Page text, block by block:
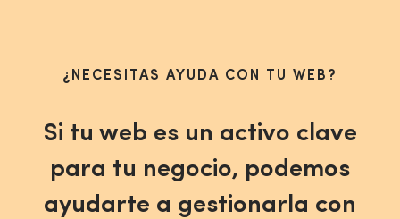
¿NECESITAS AYUDA CON TU WEB?
Si tu web es un activo clave
para tu negocio, podemos
ayudarte a gestionarla con